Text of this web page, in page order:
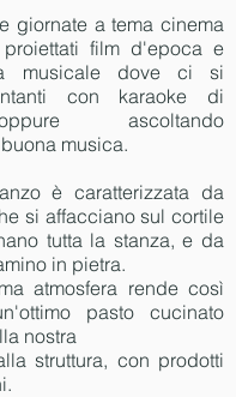
giornate a tema cinema
film d'epoca e
musicale dove ci si
con karaoke di
ascoltando
musica.
è caratterizzata da
si affacciano sul cortile
tutta la stanza, e da
in pietra.
atmosfera rende così
pasto cucinato
nostra
struttura, con prodotti